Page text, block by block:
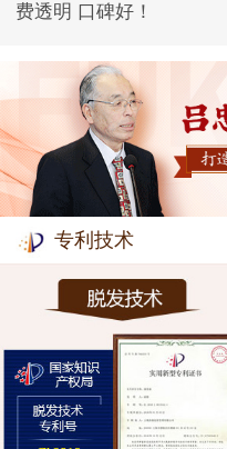
费透明 口碑好！
专利技术